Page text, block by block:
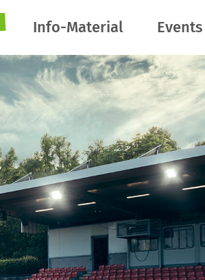
Info-Material Events